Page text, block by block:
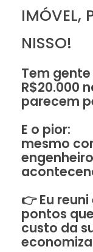
IMÓVEL,
NISSO!
Tem
R$20.000
parecem
E o pior:
mesmo
👉 Eu
pontos
custo da